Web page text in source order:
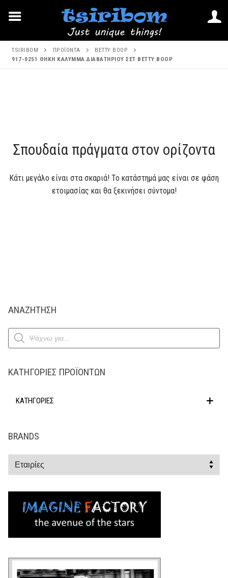
Μετάβαση
TSIRIBOM ΠΡΟΪΌΝΤΑ
BETTY BOOP
917-0251 ΘΗΚΗ ΚΑΛΥΜΜΑ ΔΙΑΒΑΤΗΡΙΟΥ ΣΕΤ BETTY BOOP
Σπουδαία πράγματα στον ορίζοντα
Κάτι μεγάλο είναι στα σκαριά! Το κατάστημά μας είναι σε φάση
ετοιμασίας και θα ξεκινήσει σύντομα!
ΑΝΑΖΗΤΗΣΗ
Products
search
ΚΑΤΗΓΟΡΊΕΣ ΠΡΟΪΌΝΤΩΝ
ΚΑΤΗΓΟΡΙΕΣ
BRANDS